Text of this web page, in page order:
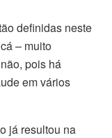
definidas neste
– muito
pois há
em vários
já resultou na